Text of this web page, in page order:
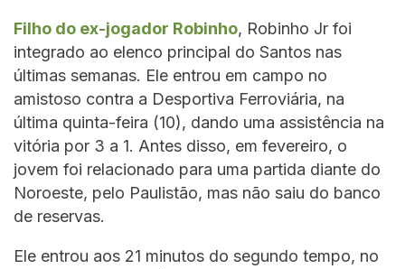
Filho do ex-jogador Robinho, Robinho Jr foi
integrado ao elenco principal do Santos nas
últimas semanas. Ele entrou em campo no
amistoso contra a Desportiva Ferroviária, na
última quinta-feira (10), dando uma assistência na
vitória por 3 a 1. Antes disso, em fevereiro, o
jovem foi relacionado para uma partida diante do
Noroeste, pelo Paulistão, mas não saiu do banco
de reservas.
Ele entrou aos 21 minutos do segundo tempo, no